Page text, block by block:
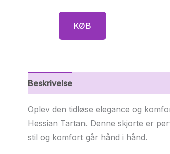
KØB
Beskrivelse
Oplev den tidløse elegance og
Hessian Tartan. Denne skjorte er
stil og komfort går hånd i hånd.